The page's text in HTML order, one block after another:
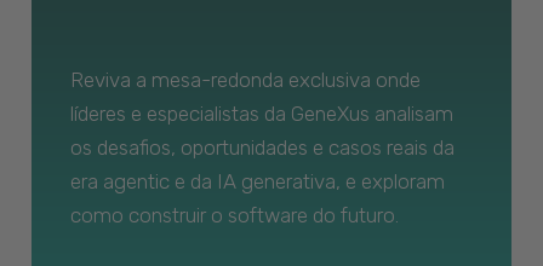
Reviva a mesa-redonda exclusiva onde
líderes e especialistas da GeneXus analisam
os desafios, oportunidades e casos reais da
era agentic e da IA generativa, e exploram
como construir o software do futuro.